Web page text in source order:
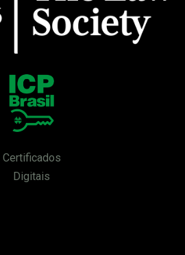
Certificados
Digitais